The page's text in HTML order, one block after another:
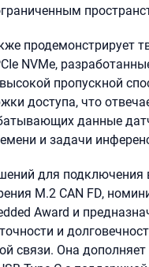
продемонстрирует
NVMe,
пропускной
доступа, что
данные
и задачи
для подключения
M.2 CAN FD,
Award и
и
связи. Она дополняет